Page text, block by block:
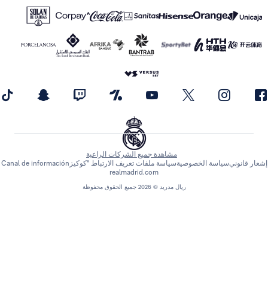
مشاهدة جميع الشركات الراعية
الخصوصيةسياسة ملفات تعريف الارتباط "كوكيز Canal de información
realmadrid.com